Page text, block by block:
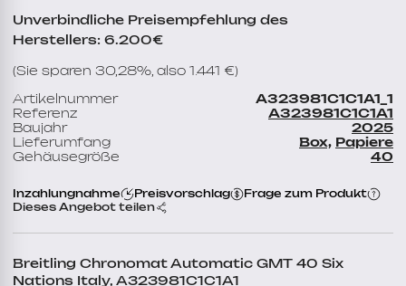
Breitling Chronomat Automatic GMT 40 Six
Nations Italy, A323981C1C1A1
Unverbindliche Preisempfehlung des
Herstellers: 6.200€
(Sie sparen 30,28%, also 1.441 €)
Artikelnummer
A323981C1C1A1_1
Referenz
A323981C1C1A1
Baujahr
2025
Lieferumfang
Box, Papiere
Gehäusegröße
40
Inzahlungnahme Preisvorschlag
Frage zum Produkt
Dieses Angebot teilen